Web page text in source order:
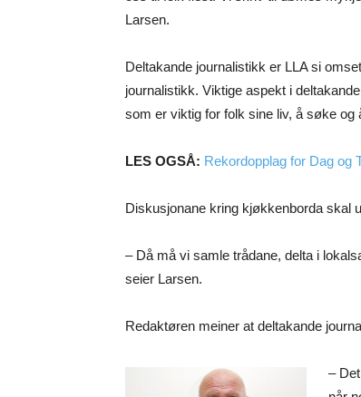
Larsen.
Deltakande journalistikk er LLA si
journalistikk. Viktige aspekt i
som er viktig for folk sine liv, å søke og
LES OGSÅ: Rekordopplag for Dag og
Diskusjonane kring kjøkkenborda skal
– Då må vi samle trådane, delta i
seier Larsen.
Redaktøren meiner at deltakande
–